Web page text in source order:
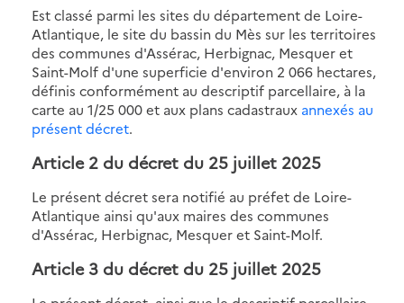
Est classé parmi les sites du département de Loire-
Atlantique, le site du bassin du Mès sur les territoires
des communes d'Assérac, Herbignac, Mesquer et
Saint-Molf d'une superficie d'environ 2 066 hectares,
définis conformément au descriptif parcellaire, à la
carte au 1/25 000 et aux plans cadastraux annexés au
présent décret.
Article 2 du décret du 25 juillet 2025
Le présent décret sera notifié au préfet de Loire-
Atlantique ainsi qu'aux maires des communes
d'Assérac, Herbignac, Mesquer et Saint-Molf.
Article 3 du décret du 25 juillet 2025